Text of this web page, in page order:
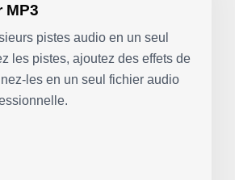
MP3
pistes audio en un seul
les pistes, ajoutez des effets de
les en un seul fichier audio